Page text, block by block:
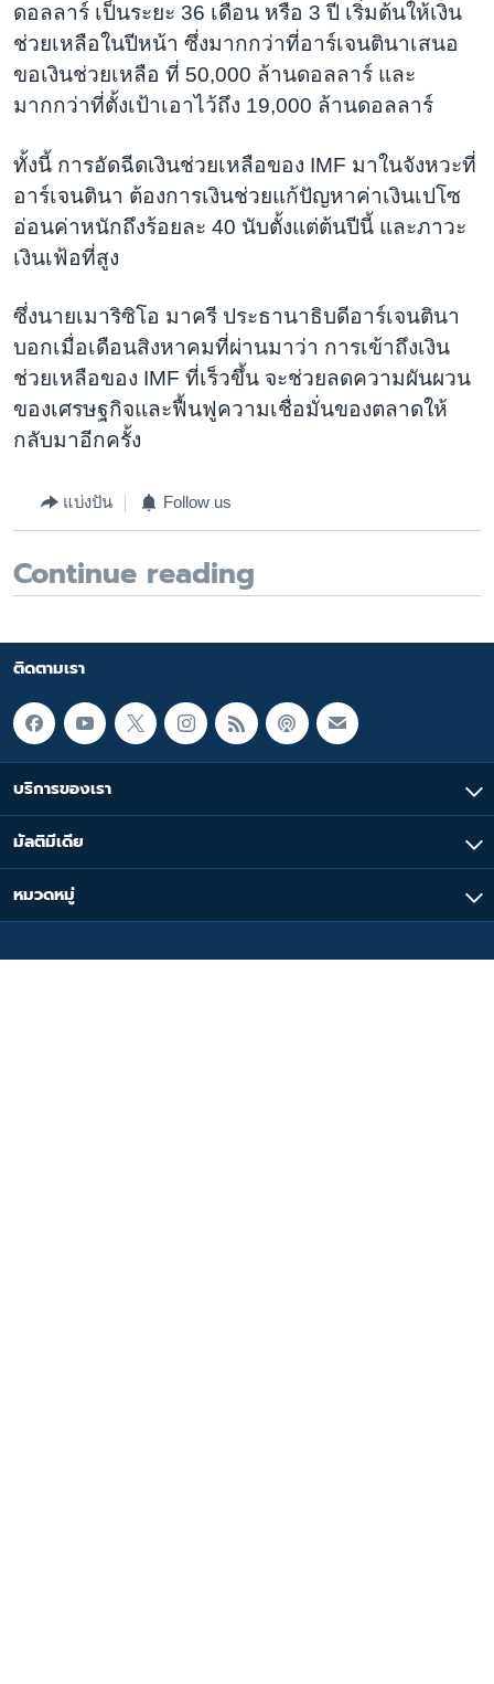
ดอลลาร์ เป็นระยะ 36 เดือน หรือ 3 ปี เริ่มต้นให้เงิน
ช่วยเหลือในปีหน้า ซึ่งมากกว่าที่อาร์เจนตินาเสนอ
ขอเงินช่วยเหลือ ที่ 50,000 ล้านดอลลาร์ และ
มากกว่าที่ตั้งเป้าเอาไว้ถึง 19,000 ล้านดอลลาร์
ทั้งนี้ การอัดฉีดเงินช่วยเหลือของ IMF มาในจังหวะที่
อาร์เจนตินา ต้องการเงินช่วยแก้ปัญหาค่าเงินเปโซ
อ่อนค่าหนักถึงร้อยละ 40 นับตั้งแต่ต้นปีนี้ และภาวะ
เงินเฟ้อที่สูง
ซึ่งนายเมาริซิโอ มาครี ประธานาธิบดีอาร์เจนตินา
บอกเมื่อเดือนสิงหาคมที่ผ่านมาว่า การเข้าถึงเงิน
ช่วยเหลือของ IMF ที่เร็วขึ้น จะช่วยลดความผันผวน
ของเศรษฐกิจและฟื้นฟูความเชื่อมั่นของตลาดให้
กลับมาอีกครั้ง
แบ่งปัน Follow us
Continue reading
ติดตามเรา
บริการของเรา
มัลติมีเดีย
หมวดหมู่